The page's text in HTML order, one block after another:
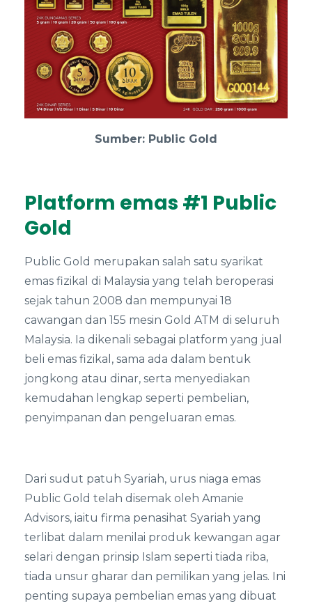
Sumber: Public Gold
Platform emas #1 Public
Gold
Public Gold merupakan salah satu syarikat
emas fizikal di Malaysia yang telah beroperasi
sejak tahun 2008 dan mempunyai 18
cawangan dan 155 mesin Gold ATM di seluruh
Malaysia. Ia dikenali sebagai platform yang jual
beli emas fizikal, sama ada dalam bentuk
jongkong atau dinar, serta menyediakan
kemudahan lengkap seperti pembelian,
penyimpanan dan pengeluaran emas.
Dari sudut patuh Syariah, urus niaga emas
Public Gold telah disemak oleh Amanie
Advisors, iaitu firma penasihat Syariah yang
terlibat dalam menilai produk kewangan agar
selari dengan prinsip Islam seperti tiada riba,
tiada unsur gharar dan pemilikan yang jelas. Ini
penting supaya pembelian emas yang dibuat